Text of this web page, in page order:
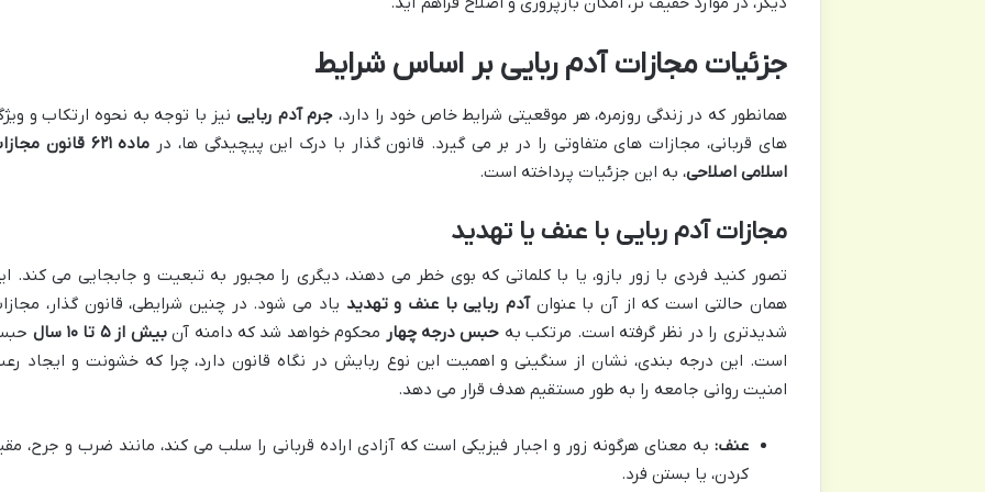
جزئیات مجازات آدم ربایی بر اساس شرایط
همانطور که در زندگی روزمره، هر موقعیتی شرایط خاص خود را دارد، جرم آدم ربایینیز با توجه به نحوه ارتکاب و
های قربانی، مجازات های متفاوتی را در بر می گیرد. قانون گذار با درک این پیچیدگی ها، در
ماده ۶۲۱ قانون
اسلامی اصلاحی، به این جزئیات پرداخته است.
مجازات آدم ربایی با عنف یا تهدید
تصور کنید فردی با زور بازو، یا با کلماتی که بوی خطر می دهند، دیگری را مجبور به تبعیت و جابجایی می کند.
همان حالتی است که از آن با عنوانآدم ربایی با عنف و تهدید یاد می شود. در چنین شرایطی، قانون گذار،
شدیدتری را در نظر گرفته است. مرتکب به حبس درجه چهار محکوم خواهد شد که دامنه آنبیش از ۵ تا ۱۰ سال
است. این درجه بندی، نشان از سنگینی و اهمیت این نوع ربایش در نگاه قانون دارد، چرا که خشونت و ایجاد
امنیت روانی جامعه را به طور مستقیم هدف قرار می دهد.
عنف: به معنای هرگونه زور و اجبار فیزیکی است که آزادی اراده قربانی را سلب می کند، مانند ضرب و جرح،
کردن، یا بستن فرد.